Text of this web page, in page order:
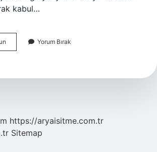
kabul…
Çağ
Zaman
Yorum Bırak
https://aryaisitme.com.tr
Sitemap